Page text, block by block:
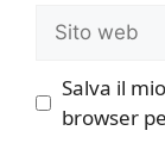
Sito
web
Salva il
browser